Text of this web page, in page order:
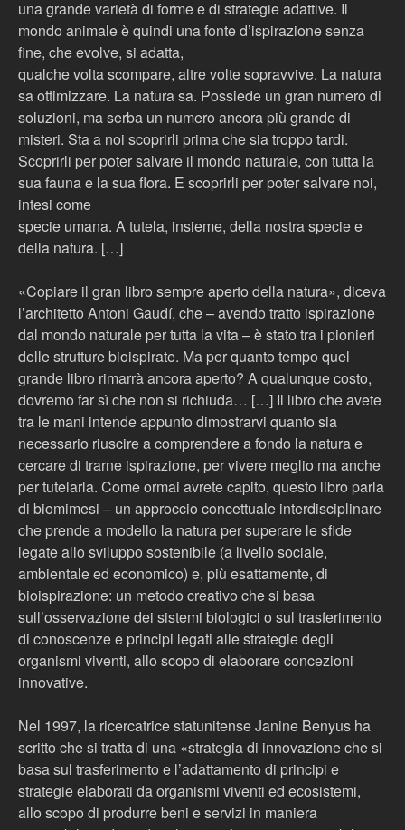
una grande varietà di forme e di strategie adattive. Il
mondo animale è quindi una fonte d’ispirazione senza
fine, che evolve, si adatta,
qualche volta scompare, altre volte sopravvive. La natura
sa ottimizzare. La natura sa. Possiede un gran numero di
soluzioni, ma serba un numero ancora più grande di
misteri. Sta a noi scoprirli prima che sia troppo tardi.
Scoprirli per poter salvare il mondo naturale, con tutta la
sua fauna e la sua flora. E scoprirli per poter salvare noi,
intesi come
specie umana. A tutela, insieme, della nostra specie e
della natura. […]
«Copiare il gran libro sempre aperto della natura», diceva
l’architetto Antoni Gaudí, che – avendo tratto ispirazione
dal mondo naturale per tutta la vita – è stato tra i pionieri
delle strutture bioispirate. Ma per quanto tempo quel
grande libro rimarrà ancora aperto? A qualunque costo,
dovremo far sì che non si richiuda… […] Il libro che avete
tra le mani intende appunto dimostrarvi quanto sia
necessario riuscire a comprendere a fondo la natura e
cercare di trarne ispirazione, per vivere meglio ma anche
per tutelarla. Come ormai avrete capito, questo libro parla
di biomimesi – un approccio concettuale interdisciplinare
che prende a modello la natura per superare le sfide
legate allo sviluppo sostenibile (a livello sociale,
ambientale ed economico) e, più esattamente, di
bioispirazione: un metodo creativo che si basa
sull’osservazione dei sistemi biologici o sul trasferimento
di conoscenze e principi legati alle strategie degli
organismi viventi, allo scopo di elaborare concezioni
innovative.
Nel 1997, la ricercatrice statunitense Janine Benyus ha
scritto che si tratta di una «strategia di innovazione che si
basa sul trasferimento e l’adattamento di principi e
strategie elaborati da organismi viventi ed ecosistemi,
allo scopo di produrre beni e servizi in maniera